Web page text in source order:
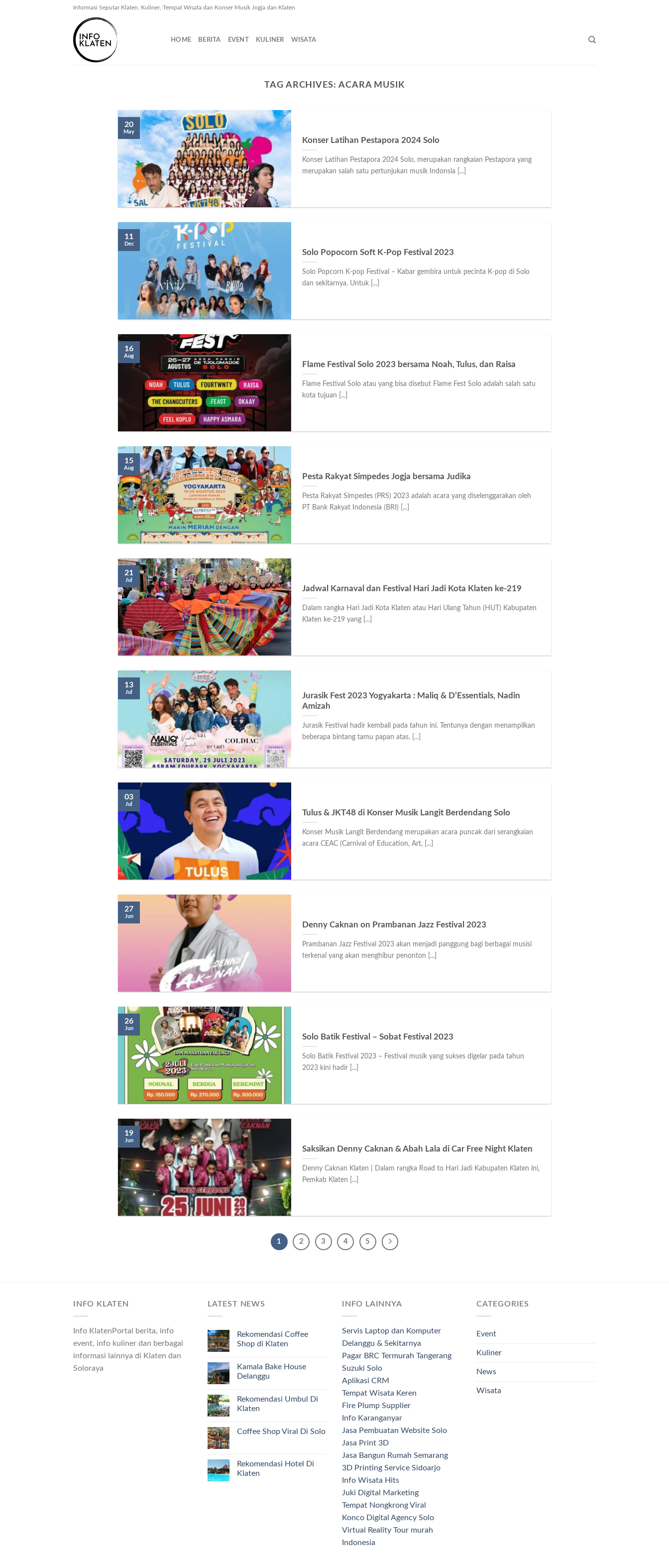
Informasi Seputar Klaten, Kuliner, Tempat Wisata dan Konser Musik Jogja dan Klaten
HOME BERITA EVENT KULINER WISATA
TAG ARCHIVES: ACARA MUSIK
Konser Latihan Pestapora 2024 Solo
Konser Latihan Pestapora 2024 Solo, merupakan rangkaian Pestapora yang
merupakan salah satu pertunjukan musik Indonsia [...]
20
May
Solo Popocorn Soft K-Pop Festival 2023
Solo Popcorn K-pop Festival – Kabar gembira untuk pecinta K-pop di Solo
dan sekitarnya. Untuk [...]
11
Dec
Flame Festival Solo 2023 bersama Noah, Tulus, dan Raisa
Flame Festival Solo atau yang bisa disebut Flame Fest Solo adalah salah satu
kota tujuan [...]
16
Aug
Pesta Rakyat Simpedes Jogja bersama Judika
Pesta Rakyat Simpedes (PRS) 2023 adalah acara yang diselenggarakan oleh
PT Bank Rakyat Indonesia (BRI) [...]
15
Aug
Jadwal Karnaval dan Festival Hari Jadi Kota Klaten ke-219
Dalam rangka Hari Jadi Kota Klaten atau Hari Ulang Tahun (HUT) Kabupaten
Klaten ke-219 yang [...]
21
Jul
Jurasik Fest 2023 Yogyakarta : Maliq & D’Essentials, Nadin
Amizah
Jurasik Festival hadir kembali pada tahun ini. Tentunya dengan menampilkan
beberapa bintang tamu papan atas. [...]
13
Jul
Tulus & JKT48 di Konser Musik Langit Berdendang Solo
Konser Musik Langit Berdendang merupakan acara puncak dari serangkaian
acara CEAC (Carnival of Education, Art, [...]
03
Jul
Denny Caknan on Prambanan Jazz Festival 2023
Prambanan Jazz Festival 2023 akan menjadi panggung bagi berbagai musisi
terkenal yang akan menghibur penonton [...]
27
Jun
Solo Batik Festival – Sobat Festival 2023
Solo Batik Festival 2023 – Festival musik yang sukses digelar pada tahun
2023 kini hadir [...]
26
Jun
Saksikan Denny Caknan & Abah Lala di Car Free Night Klaten
Denny Caknan Klaten | Dalam rangka Road to Hari Jadi Kabupaten Klaten ini,
Pemkab Klaten [...]
19
Jun
1 2 3 4 5
INFO KLATEN
Info KlatenPortal berita, info
event, info kuliner dan berbagai
informasi lainnya di Klaten dan
Soloraya
LATEST NEWS
Rekomendasi Coffee
Shop di Klaten
Kamala Bake House
Delanggu
Rekomendasi Umbul Di
Klaten
Coffee Shop Viral Di Solo
Rekomendasi Hotel Di
Klaten
INFO LAINNYA
Servis Laptop dan Komputer
Delanggu & Sekitarnya
Pagar BRC Termurah Tangerang
Suzuki Solo
Aplikasi CRM
Tempat Wisata Keren
Fire Plump Supplier
Info Karanganyar
Jasa Pembuatan Website Solo
Jasa Print 3D
Jasa Bangun Rumah Semarang
3D Printing Service Sidoarjo
Info Wisata Hits
Juki Digital Marketing
Tempat Nongkrong Viral
Konco Digital Agency Solo
Virtual Reality Tour murah
Indonesia
CATEGORIES
Event
Kuliner
News
Wisata